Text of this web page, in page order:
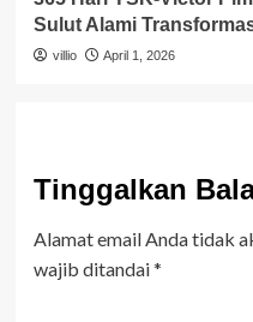
Sulut Alami
villio April 1, 2026
Tinggalkan
Alamat email Anda tidak
wajib ditandai*